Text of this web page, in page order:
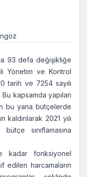
93 defa değişikliğe
Yönetim ve Kontrol
tarih ve 7254 sayılı
Bu kapsamda yapılan
bu yana bütçelerde
kaldırılarak 2021 yılı
sınıflamasına
kadar fonksiyonel
edilen harcamaların